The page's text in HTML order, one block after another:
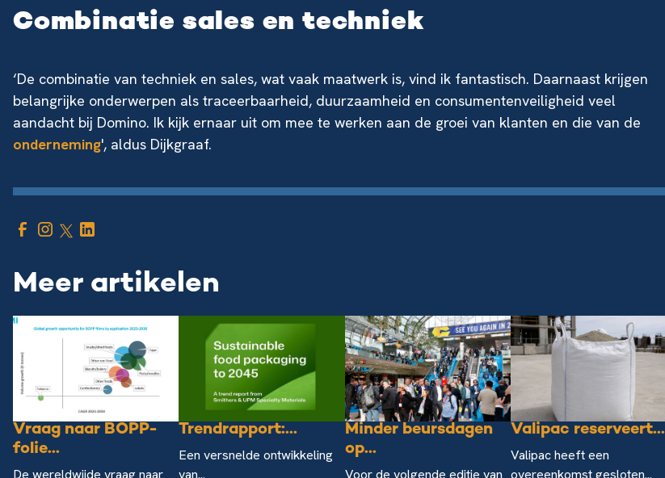
Combinatie sales en techniek
‘De combinatie van techniek en sales, wat vaak maatwerk is, vind ik fantastisch. Daarnaast krijgen
belangrijke onderwerpen als traceerbaarheid, duurzaamheid en consumentenveiligheid veel
aandacht bij Domino. Ik kijk ernaar uit om mee te werken aan de groei van klanten en die van de
onderneming', aldus Dijkgraaf.
Meer artikelen
Vraag naar BOPP-
folie...
De wereldwijde vraag naar
Trendrapport:...
Een versnelde ontwikkeling
van...
Minder beursdagen
op...
Voor de volgende editie van
Valipac reserveert...
Valipac heeft een
overeenkomst gesloten...